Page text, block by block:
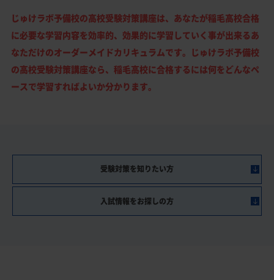
じゅけラボ予備校の高校受験対策講座は、あなたが稲毛高校合格
に必要な学習内容を効率的、効果的に学習していく事が出来るあ
なただけのオーダーメイドカリキュラムです。じゅけラボ予備校
の高校受験対策講座なら、稲毛高校に合格するには何をどんなペ
ースで学習すればよいか分かります。
受験対策を知りたい方
入試情報をお探しの方